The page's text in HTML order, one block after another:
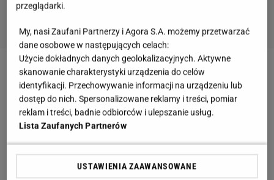
Pytamy o 15 osób, których wstyd nie znać.
Wiesz, z czego słyną?
Ekstremalny quiz wiedzy zdemaskuje leserów.
Podołają tylko najlepsi!
przeglądarki.
My, nasi Zaufani Partnerzy i Agora S.A. możemy przetwarzać
dane osobowe w następujących celach:
Użycie dokładnych danych geolokalizacyjnych. Aktywne
skanowanie charakterystyki urządzenia do celów
identyfikacji. Przechowywanie informacji na urządzeniu lub
dostęp do nich. Spersonalizowane reklamy i treści, pomiar
reklam i treści, badnie odbiorców i ulepszanie usług.
Lista Zaufanych Partnerów
USTAWIENIA ZAAWANSOWANE